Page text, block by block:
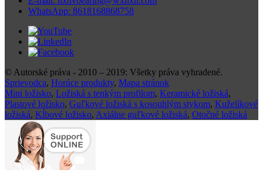
WhatsApp: 8618168868758
© Autorské práva - 2010 – 2019: Všetky práva vyhradené.
Sprievodca, Horúce produkty, Mapa stránok
Mini ložisko, Ložiská s tenkým profilom, Keramické ložiská,
Plastové ložisko, Guľkové ložiská s kosouhlým stykom, Kuželíkové
ložiská, Kĺbové ložisko, Axiálne guľkové ložiská, Otočné ložiská